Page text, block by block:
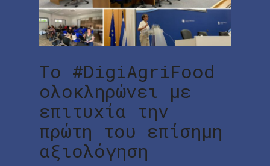
Το #DigiAgriFood
ολοκληρώνει με
επιτυχία την
πρώτη του επίσημη
αξιολόγηση